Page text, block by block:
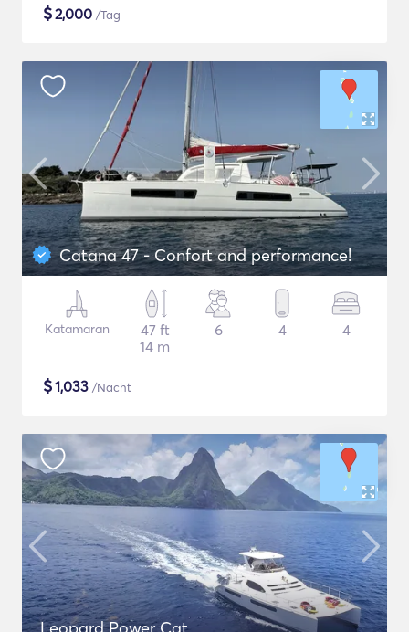
$2,000 /Tag
Catana 47 - Confort and performance!
Katamaran
47 ft
14 m
6 4 4
$1,033 /Nacht